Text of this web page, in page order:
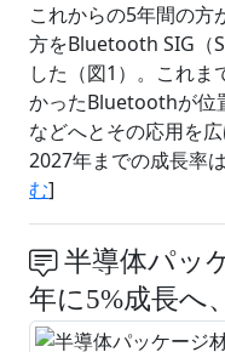
これからの5年間の方
方をBluetooth SIG（
した（図1）。これま
かったBluetoothが位
などへとその応用を
2027年までの成長率
む]
半導体パッ
年に5%成長へ